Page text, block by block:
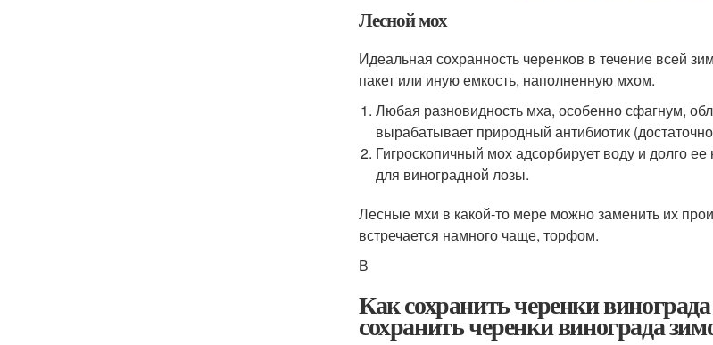
Лесной мох
Идеальная сохранность черенков в течение всей
пакет или иную емкость, наполненную мхом.
Любая разновидность мха, особенно сфагнум,
вырабатывает природный антибиотик
Гигроскопичный мох адсорбирует воду и долго
для виноградной лозы.
Лесные мхи в какой-то мере можно заменить их
встречается намного чаще, торфом.
В
Как сохранить черенки
сохранить черенки винограда